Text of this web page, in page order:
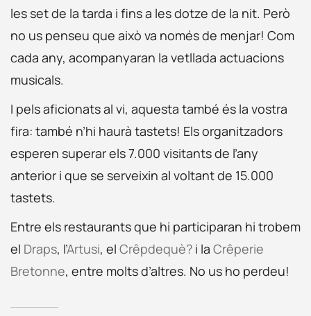
les set de la tarda i fins a les dotze de la nit. Però
no us penseu que això va només de menjar! Com
cada any, acompanyaran la vetllada actuacions
musicals.
I pels aficionats al vi, aquesta també és la vostra
fira: també n’hi haurà tastets! Els organitzadors
esperen superar els 7.000 visitants de l’any
anterior i que se serveixin al voltant de 15.000
tastets.
Entre els restaurants que hi participaran hi trobem
el Draps, l’Artusi, el Crêpdequè? i la Crêperie
Bretonne, entre molts d’altres. No us ho perdeu!